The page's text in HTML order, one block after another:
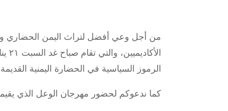
من أجل وعي أفضل لتراث اليمن الحضاري
الأكاديميين، والتي تقام صباح غد السبت ٢١ يناير الساعة ٩ صباحا في قاعة كلية الأداب جامعة تعز تحت عنوان/
الرموز السياسية في الحضارة اليمنية القديمة
كما ندعوكم لحضور مهرجان الوعل الذي